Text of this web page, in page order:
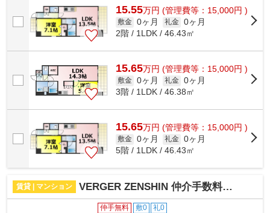
15.55万円 (管理費等：15,000円 )
敷金 0ヶ月 礼金 0ヶ月
2階 / 1LDK / 46.43㎡
15.65万円 (管理費等：15,000円 )
敷金 0ヶ月 礼金 0ヶ月
3階 / 1LDK / 46.38㎡
15.65万円 (管理費等：15,000円 )
敷金 0ヶ月 礼金 0ヶ月
5階 / 1LDK / 46.43㎡
賃貸 | マンション VERGER ZENSHIN 仲介手数料無料
仲手無料 敷0 礼0